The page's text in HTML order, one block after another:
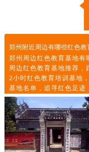
郑州附近周边有哪些红色教
郑州周边红色教育基地有
周边红色教育基地推荐，
2小时红色教育培训基地
基地名单，追寻红色足迹
因，弘扬红色精神。